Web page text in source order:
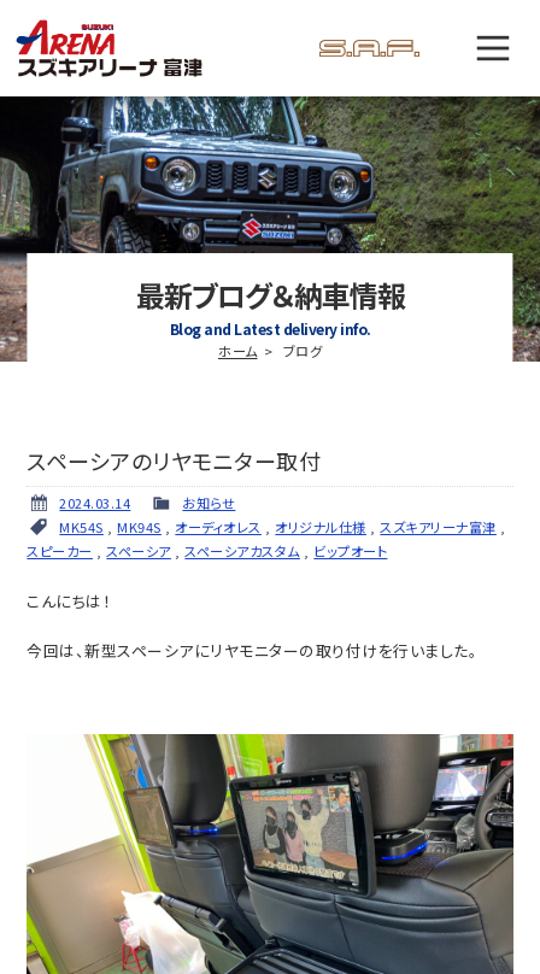
最新ブログ＆納車情報
Blog and Latest delivery info.
ホーム ブログ
スペーシアのリヤモニター取付
2024.03.14
お知らせ
MK54S ,MK94S オーディオレス オリジナル仕様 スズキアリーナ富津
スピーカー
スペーシア, スペーシアカスタム ビップオート
こんにちは！
今回は、新型スペーシアにリヤモニターの取り付けを行いました。